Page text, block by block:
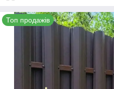
Топ продажів